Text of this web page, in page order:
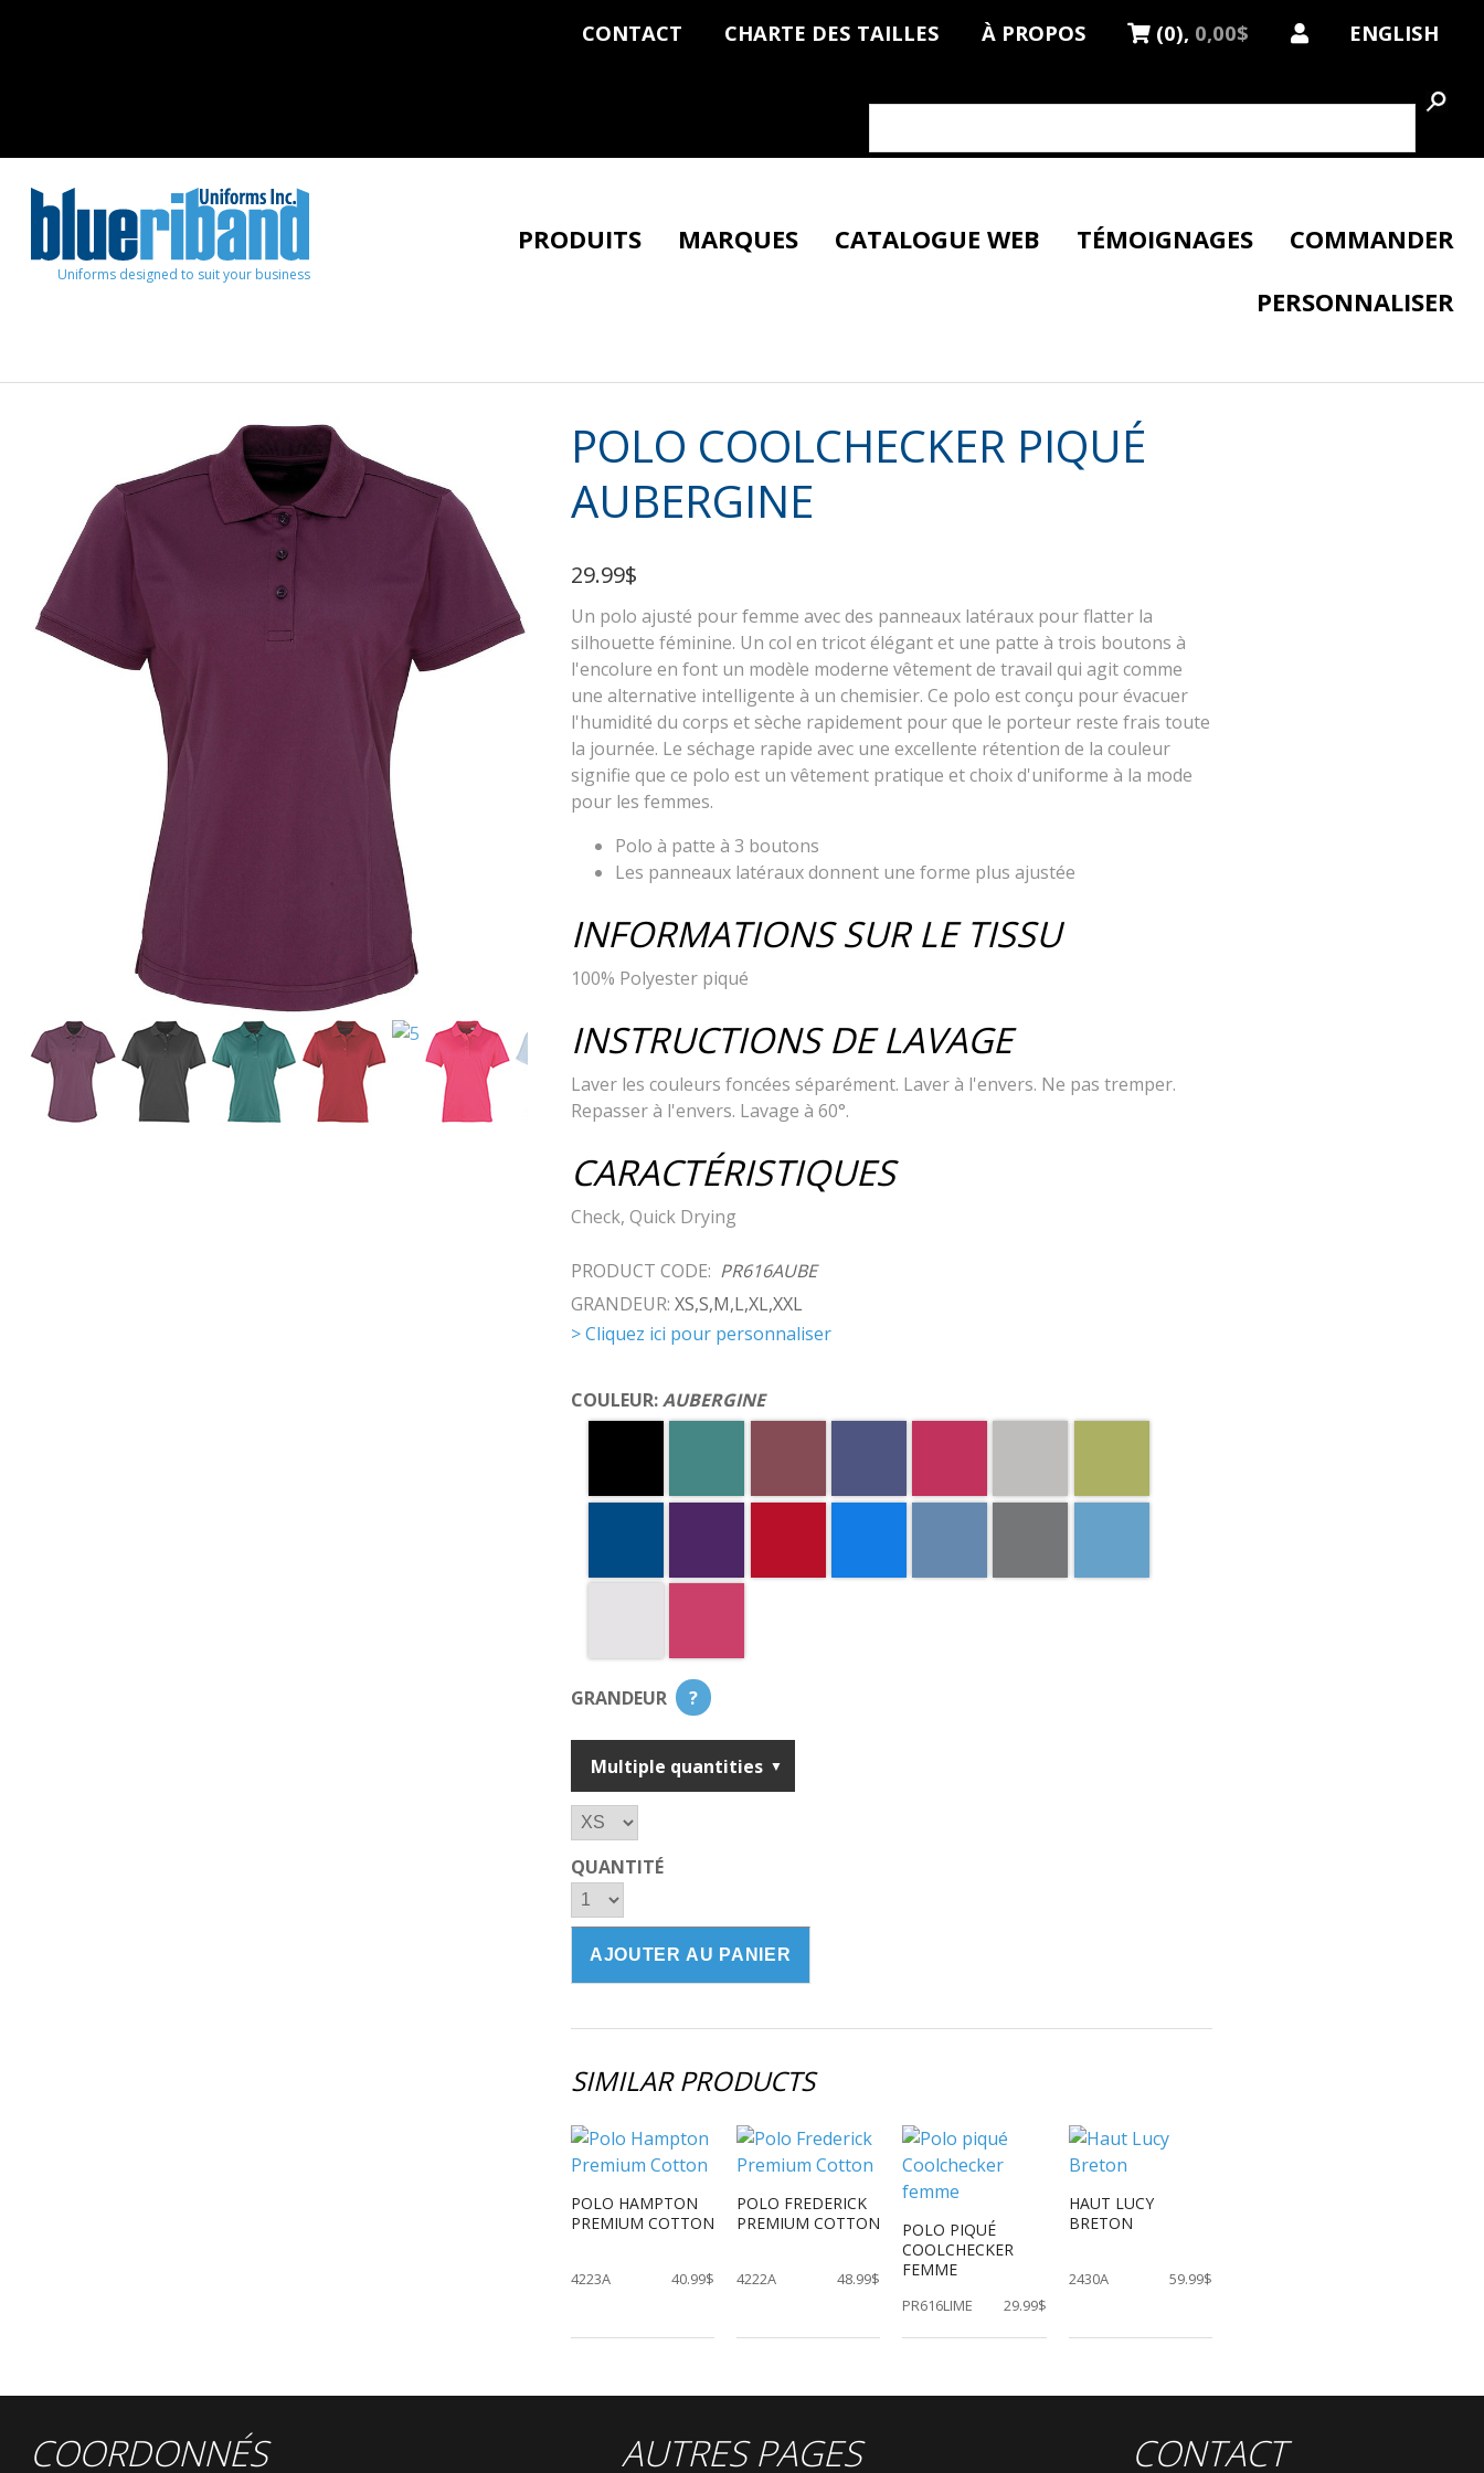
ENGLISH
(0), 0,00$
À PROPOS
CHARTE DES TAILLES
CONTACT
Uniforms designed to suit your business
PRODUITS MARQUES CATALOGUE WEB TÉMOIGNAGES
COMMANDER
PERSONNALISER
POLO COOLCHECKER PIQUÉ
AUBERGINE
29.99$
Un polo ajusté pour femme avec des panneaux latéraux pour flatter la
silhouette féminine. Un col en tricot élégant et une patte à trois boutons à
l'encolure en font un modèle moderne vêtement de travail qui agit comme
une alternative intelligente à un chemisier. Ce polo est conçu pour évacuer
l'humidité du corps et sèche rapidement pour que le porteur reste frais toute
la journée. Le séchage rapide avec une excellente rétention de la couleur
signifie que ce polo est un vêtement pratique et choix d'uniforme à la mode
pour les femmes.
Polo à patte à 3 boutons
Les panneaux latéraux donnent une forme plus ajustée
INFORMATIONS SUR LE TISSU
100% Polyester piqué
INSTRUCTIONS DE LAVAGE
Laver les couleurs foncées séparément. Laver à l'envers. Ne pas tremper.
Repasser à l'envers. Lavage à 60°.
CARACTÉRISTIQUES
Check, Quick Drying
PRODUCT CODE: PR616AUBE
GRANDEUR:XS,S,M,L,XL,XXL
> Cliquez ici pour personnaliser
COULEUR:AUBERGINE
GRANDEUR ?
Multiple quantities
QUANTITÉ
SIMILAR PRODUCTS
POLO HAMPTON
PREMIUM COTTON
4223A 40.99$
POLO FREDERICK
PREMIUM COTTON
4222A 48.99$
POLO PIQUÉ
COOLCHECKER
FEMME
PR616LIME 29.99$
HAUT LUCY
BRETON
2430A 59.99$
COORDONNÉS AUTRES PAGES CONTACT